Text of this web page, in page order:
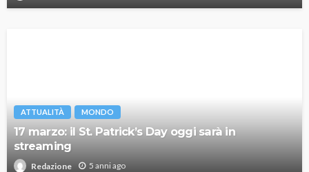
ATTUALITÀ MONDO
17 marzo: il St. Patrick’s Day oggi sarà in
streaming
Redazione 5 anni ago